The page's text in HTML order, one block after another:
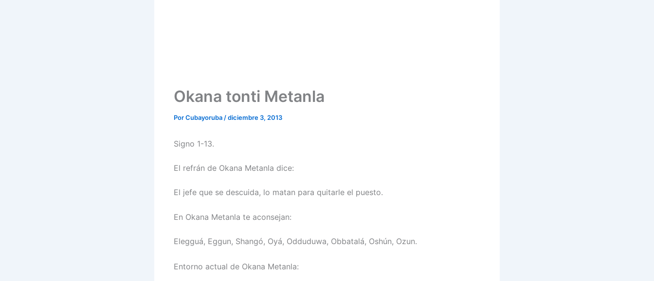
Okana tonti Metanla
PorCubayoruba /diciembre 3, 2013
Signo 1-13.
El refrán de Okana Metanla dice:
El jefe que se descuida, lo matan para quitarle el puesto.
En Okana Metanla te aconsejan:
Elegguá, Eggun, Shangó, Oyá, Odduduwa, Obbatalá, Oshún, Ozun.
Entorno actual de Okana Metanla: